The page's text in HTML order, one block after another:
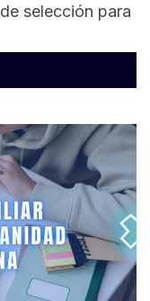
selección para